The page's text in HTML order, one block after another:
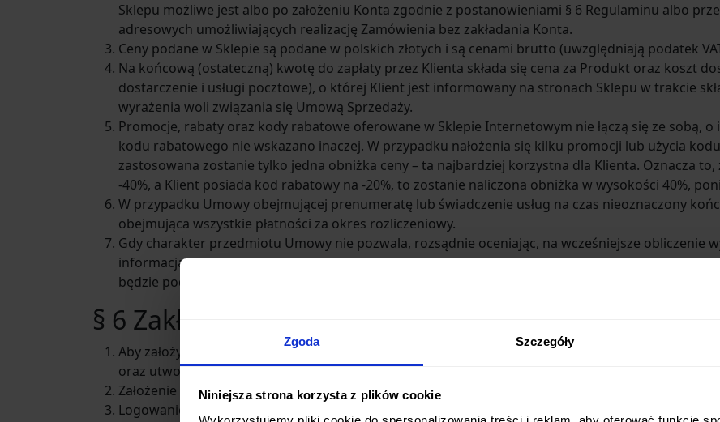
Zgoda Szczegóły
Niniejsza strona korzysta z plików cookie
Sklepu możliwe jest albo po założeniu Konta zgodnie z postanowieniami § 6 Regulaminu albo
adresowych umożliwiających realizację Zamówienia bez zakładania Konta.
Ceny podane w Sklepie są podane w polskich złotych i są cenami brutto (uwzględniają podatek
Na końcową (ostateczną) kwotę do zapłaty przez Klienta składa się cena za Produkt oraz koszt
dostarczenie i usługi pocztowe), o której Klient jest informowany na stronach Sklepu w trakcie
wyrażenia woli związania się Umową Sprzedaży.
Promocje, rabaty oraz kody rabatowe oferowane w Sklepie Internetowym nie łączą się ze sobą,
kodu rabatowego nie wskazano inaczej. W przypadku nałożenia się kilku promocji lub użycia
zastosowana zostanie tylko jedna obniżka ceny – ta najbardziej korzystna dla Klienta. Oznacza
-40%, a Klient posiada kod rabatowy na -20%, to zostanie naliczona obniżka w wysokości 40%,
W przypadku Umowy obejmującej prenumeratę lub świadczenie usług na czas nieoznaczony
obejmująca wszystkie płatności za okres rozliczeniowy.
Gdy charakter przedmiotu Umowy nie pozwala, rozsądnie oceniając, na wcześniejsze obliczenie
informacja o sposobie, w jaki cena będzie obliczana, a także o opłatach za transport,
będzie podana w Sklepie w opisie Produktu.
§ 6 Zakładanie Konta w Sklepie
Aby założyć Konto w Sklepie, należy wypełnić Formularz rejestracji. Niezbędne jest podanie
oraz utworzenie hasła.
Założenie Konta w Sklepie jest darmowe.
Logowanie się na Konto odbywa się poprzez podanie loginu i hasła ustanowionych w Formularzu